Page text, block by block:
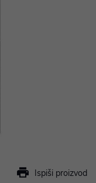
Ispiši proizvod